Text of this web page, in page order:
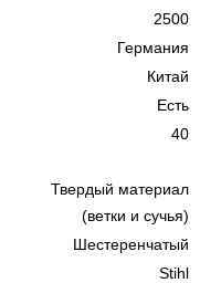
2500
Германия
Китай
Есть
40
Твердый материал
(ветки и сучья)
Шестеренчатый
Stihl